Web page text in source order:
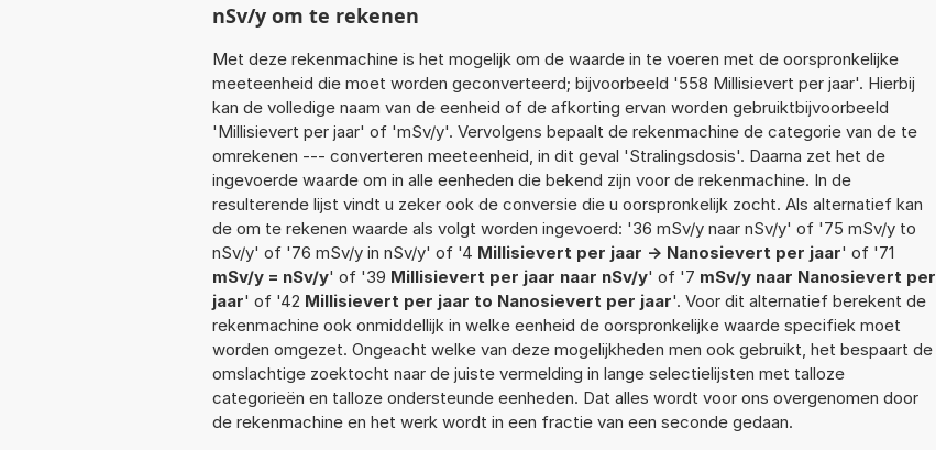
nSv/y om te rekenen
Met deze rekenmachine is het mogelijk om de waarde in te voeren met de oorspronkelijke
meeteenheid die moet worden geconverteerd; bijvoorbeeld '558 Millisievert per jaar'. Hierbij
kan de volledige naam van de eenheid of de afkorting ervan worden gebruiktbijvoorbeeld
'Millisievert per jaar' of 'mSv/y'. Vervolgens bepaalt de rekenmachine de categorie van de te
omrekenen --- converteren meeteenheid, in dit geval 'Stralingsdosis'. Daarna zet het de
ingevoerde waarde om in alle eenheden die bekend zijn voor de rekenmachine. In de
resulterende lijst vindt u zeker ook de conversie die u oorspronkelijk zocht. Als alternatief kan
de om te rekenen waarde als volgt worden ingevoerd: '36 mSv/y naar nSv/y' of '75 mSv/y to
nSv/y' of '76 mSv/y in nSv/y' of '4 Millisievert per jaar -> Nanosievert per jaar' of '71
mSv/y = nSv/y' of '39 Millisievert per jaar naar nSv/y' of '7 mSv/y naar Nanosievert per
jaar' of '42 Millisievert per jaar to Nanosievert per jaar'. Voor dit alternatief berekent de
rekenmachine ook onmiddellijk in welke eenheid de oorspronkelijke waarde specifiek moet
worden omgezet. Ongeacht welke van deze mogelijkheden men ook gebruikt, het bespaart de
omslachtige zoektocht naar de juiste vermelding in lange selectielijsten met talloze
categorieën en talloze ondersteunde eenheden. Dat alles wordt voor ons overgenomen door
de rekenmachine en het werk wordt in een fractie van een seconde gedaan.